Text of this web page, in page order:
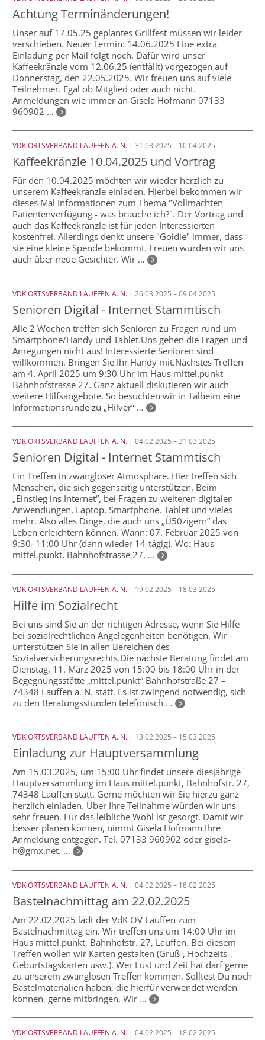
Achtung Terminänderungen!
Unser auf 17.05.25 geplantes Grillfest müssen wir leider
verschieben. Neuer Termin: 14.06.2025 Eine extra
Einladung per Mail folgt noch. Dafür wird unser
Kaffeekränzle vom 12.06.25 (entfällt) vorgezogen auf
Donnerstag, den 22.05.2025. Wir freuen uns auf viele
Teilnehmer. Egal ob Mitglied oder auch nicht.
Anmeldungen wie immer an Gisela Hofmann 07133
960902 …
VDK ORTSVERBAND LAUFFEN A. N. | 31.03.2025 – 10.04.2025
Kaffeekränzle 10.04.2025 und Vortrag
Für den 10.04.2025 möchten wir wieder herzlich zu
unserem Kaffeekränzle einladen. Hierbei bekommen wir
dieses Mal Informationen zum Thema "Vollmachten -
Patientenverfügung - was brauche ich?". Der Vortrag und
auch das Kaffeekränzle ist für jeden Interessierten
kostenfrei. Allerdings denkt unsere "Goldie" immer, dass
sie eine kleine Spende bekommt. Freuen würden wir uns
auch über neue Gesichter. Wir …
VDK ORTSVERBAND LAUFFEN A. N. | 26.03.2025 – 09.04.2025
Senioren Digital - Internet Stammtisch
Alle 2 Wochen treffen sich Senioren zu Fragen rund um
Smartphone/Handy und Tablet.Uns gehen die Fragen und
Anregungen nicht aus! Interessierte Senioren sind
willkommen. Bringen Sie Ihr Handy mit.Nächstes Treffen
am 4. April 2025 um 9:30 Uhr im Haus mittel.punkt
Bahnhofstrasse 27. Ganz aktuell diskutieren wir auch
weitere Hilfsangebote. So besuchten wir in Talheim eine
Informationsrunde zu „Hilver“ …
VDK ORTSVERBAND LAUFFEN A. N. | 04.02.2025 – 31.03.2025
Senioren Digital - Internet Stammtisch
Ein Treffen in zwangloser Atmosphäre. Hier treffen sich
Menschen, die sich gegenseitig unterstützen. Beim
„Einstieg ins Internet“, bei Fragen zu weiteren digitalen
Anwendungen, Laptop, Smartphone, Tablet und vieles
mehr. Also alles Dinge, die auch uns „Ü50zigern“ das
Leben erleichtern können. Wann: 07. Februar 2025 von
9:30–11:00 Uhr (dann wieder 14-tägig). Wo: Haus
mittel.punkt, Bahnhofstrasse 27, …
VDK ORTSVERBAND LAUFFEN A. N. | 19.02.2025 – 18.03.2025
Hilfe im Sozialrecht
Bei uns sind Sie an der richtigen Adresse, wenn Sie Hilfe
bei sozialrechtlichen Angelegenheiten benötigen. Wir
unterstützen Sie in allen Bereichen des
Sozialversicherungsrechts.Die nächste Beratung findet am
Dienstag, 11. März 2025 von 15:00 bis 18:00 Uhr in der
Begegnungsstätte „mittel.punkt“ Bahnhofstraße 27 –
74348 Lauffen a. N. statt. Es ist zwingend notwendig, sich
zu den Beratungsstunden telefonisch …
VDK ORTSVERBAND LAUFFEN A. N. | 13.02.2025 – 15.03.2025
Einladung zur Hauptversammlung
Am 15.03.2025, um 15:00 Uhr findet unsere diesjährige
Hauptversammlung im Haus mittel.punkt, Bahnhofstr. 27,
74348 Lauffen statt. Gerne möchten wir Sie hierzu ganz
herzlich einladen. Über Ihre Teilnahme würden wir uns
sehr freuen. Für das leibliche Wohl ist gesorgt. Damit wir
besser planen können, nimmt Gisela Hofmann Ihre
Anmeldung entgegen. Tel. 07133 960902 oder gisela-
h@gmx.net. …
VDK ORTSVERBAND LAUFFEN A. N. | 04.02.2025 – 18.02.2025
Bastelnachmittag am 22.02.2025
Am 22.02.2025 lädt der VdK OV Lauffen zum
Bastelnachmittag ein. Wir treffen uns um 14:00 Uhr im
Haus mittel.punkt, Bahnhofstr. 27, Lauffen. Bei diesem
Treffen wollen wir Karten gestalten (Gruß-, Hochzeits-,
Geburtstagskarten usw.). Wer Lust und Zeit hat darf gerne
zu unserem zwanglosen Treffen kommen. Solltest Du noch
Bastelmaterialien haben, die hierfür verwendet werden
können, gerne mitbringen. Wir …
VDK ORTSVERBAND LAUFFEN A. N. | 04.02.2025 – 18.02.2025